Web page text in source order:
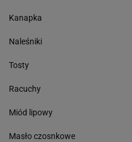
Kanapka
Naleśniki
Tosty
Racuchy
Miód lipowy
Masło czosnkowe